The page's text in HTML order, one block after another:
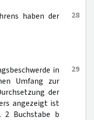
28
haben der
29
in
Umfang zur
der
angezeigt ist
2 Buchstabe b